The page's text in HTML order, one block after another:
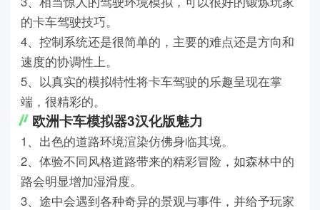
的卡车驾驶技巧。
4、控制系统还是很简单的，主要的难点还是方向和
速度的协调性上。
5、以真实的模拟特性将卡车驾驶的乐趣呈现在掌
端，很精彩的。
欧洲卡车模拟器3汉化版魅力
1、出色的道路环境渲染仿佛身临其境。
2、体验不同风格道路带来的精彩冒险，如森林中的
路会明显增加湿滑度。
3、途中会遇到各种奇异的景观与事件，并给予玩家